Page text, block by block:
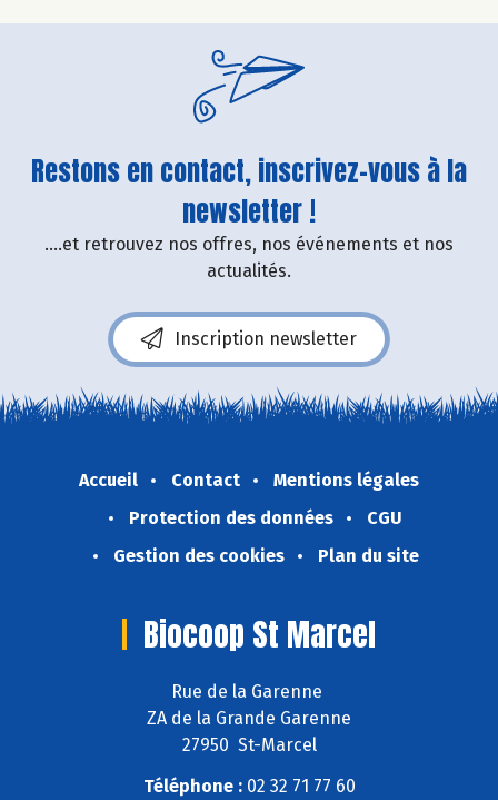
Restons en contact, inscrivez-vous à la
newsletter !
....et retrouvez nos offres, nos événements et nos
actualités.
Inscription newsletter
Accueil Contact
Mentions légales
Protection des données
CGU
Gestion des cookies
Plan du site
Biocoop St Marcel
Rue de la Garenne
ZA de la Grande Garenne
27950 St-Marcel
Téléphone :02 32 71 77 60